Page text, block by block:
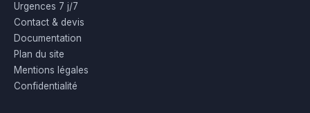
Urgences 7 j/7
Contact & devis
Documentation
Plan du site
Mentions légales
Confidentialité